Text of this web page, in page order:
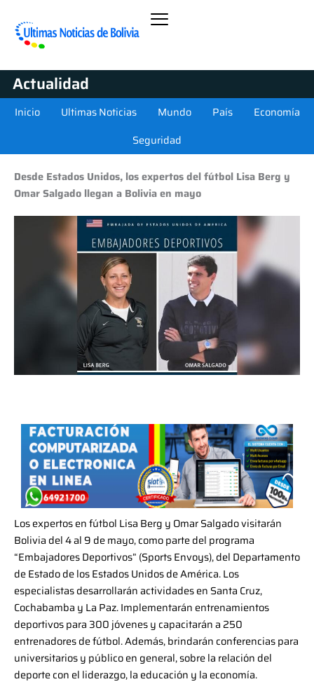
Actualidad
Inicio Ultimas Noticias Mundo País
Economía
Seguridad
Desde Estados Unidos, los expertos del fútbol Lisa Berg y
Omar Salgado llegan a Bolivia en mayo
Los expertos en fútbol Lisa Berg y Omar Salgado visitarán
Bolivia del 4 al 9 de mayo, como parte del programa
“Embajadores Deportivos” (Sports Envoys), del Departamento
de Estado de los Estados Unidos de América. Los
especialistas desarrollarán actividades en Santa Cruz,
Cochabamba y La Paz. Implementarán entrenamientos
deportivos para 300 jóvenes y capacitarán a 250
entrenadores de fútbol. Además, brindarán conferencias para
universitarios y público en general, sobre la relación del
deporte con el liderazgo, la educación y la economía.